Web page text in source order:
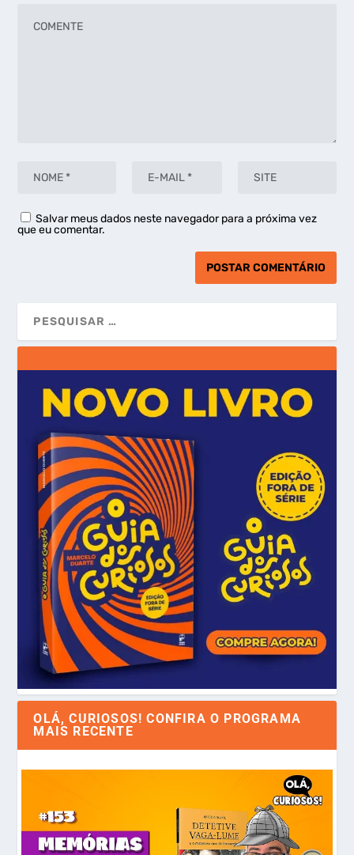
Salvar meus dados neste navegador para a próxima vez
que eu comentar.
OLÁ, CURIOSOS! CONFIRA O PROGRAMA
MAIS RECENTE